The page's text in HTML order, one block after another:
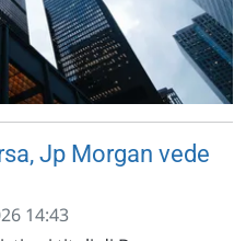
Jp Morgan vede
14:43